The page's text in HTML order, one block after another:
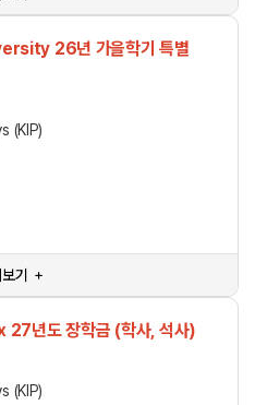
26년 가을학기 특별
(KIP)
기 ＋
년도 장학금 (학사, 석사)
(KIP)